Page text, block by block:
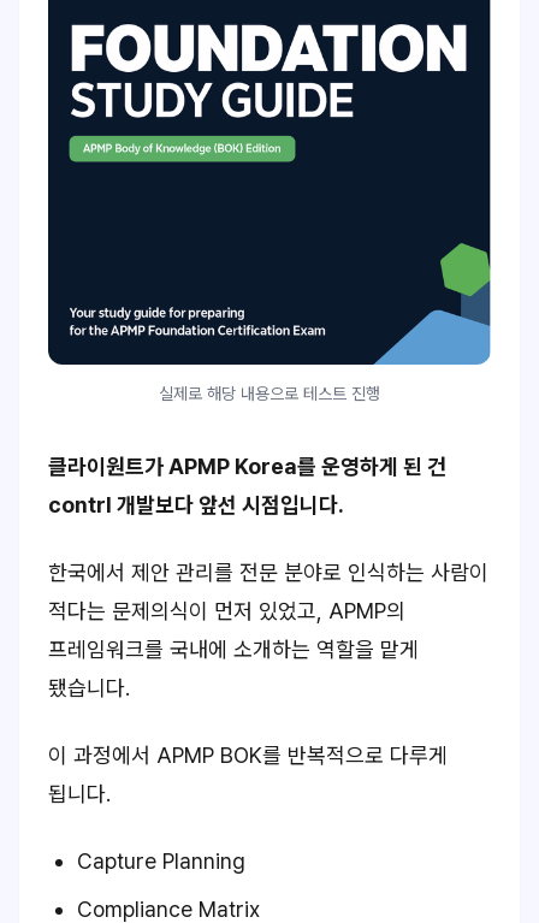
실제로 해당 내용으로 테스트 진행
클라이원트가 APMP Korea를 운영하게 된 건
contrl 개발보다 앞선 시점입니다.
한국에서 제안 관리를 전문 분야로 인식하는 사람이
적다는 문제의식이 먼저 있었고, APMP의
프레임워크를 국내에 소개하는 역할을 맡게
됐습니다.
이 과정에서 APMP BOK를 반복적으로 다루게
됩니다.
Capture Planning
Compliance Matrix